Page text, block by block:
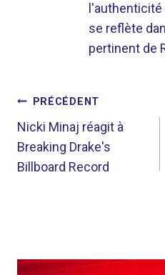
se reflète
pertinent de
DE
L’ARTICLE
PRÉCÉDENT
Nicki Minaj réagit à
Breaking Drake's
Billboard Record